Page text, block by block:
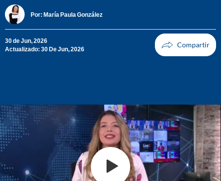
Por: María Paula González
30 de Jun, 2026
Actualizado: 30 De Jun, 2026